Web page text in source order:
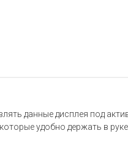
данные дисплея под
удобно держать в руке.